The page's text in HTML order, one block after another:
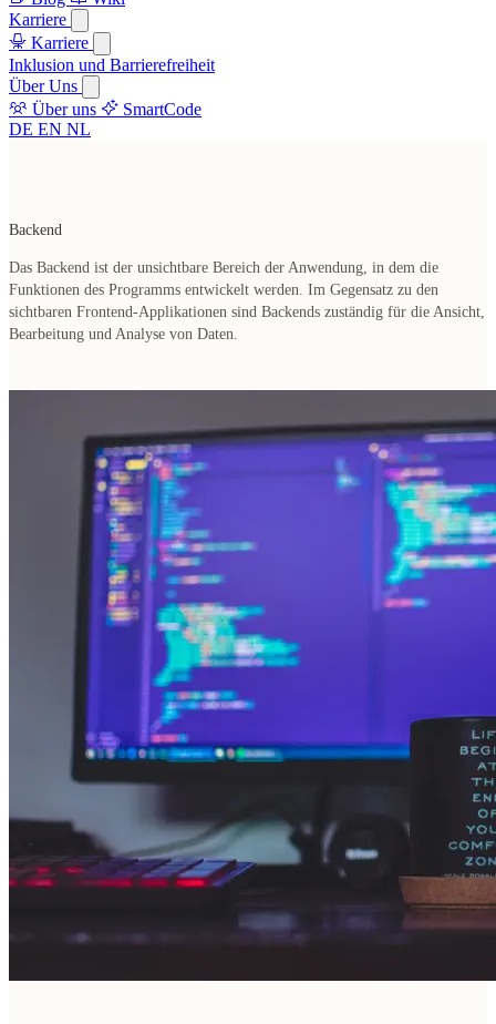
Karriere
Karriere
Inklusion und Barrierefreiheit
Über Uns
Über uns
SmartCode
DE EN NL
Backend
Das Backend ist der unsichtbare Bereich der Anwendung , in dem die
Funktionen des Programms entwickelt werden. Im Gegensatz zu den
sichtbaren Frontend-Applikationen sind Backends zuständig für die Ansicht,
Bearbeitung und Analyse von Daten.